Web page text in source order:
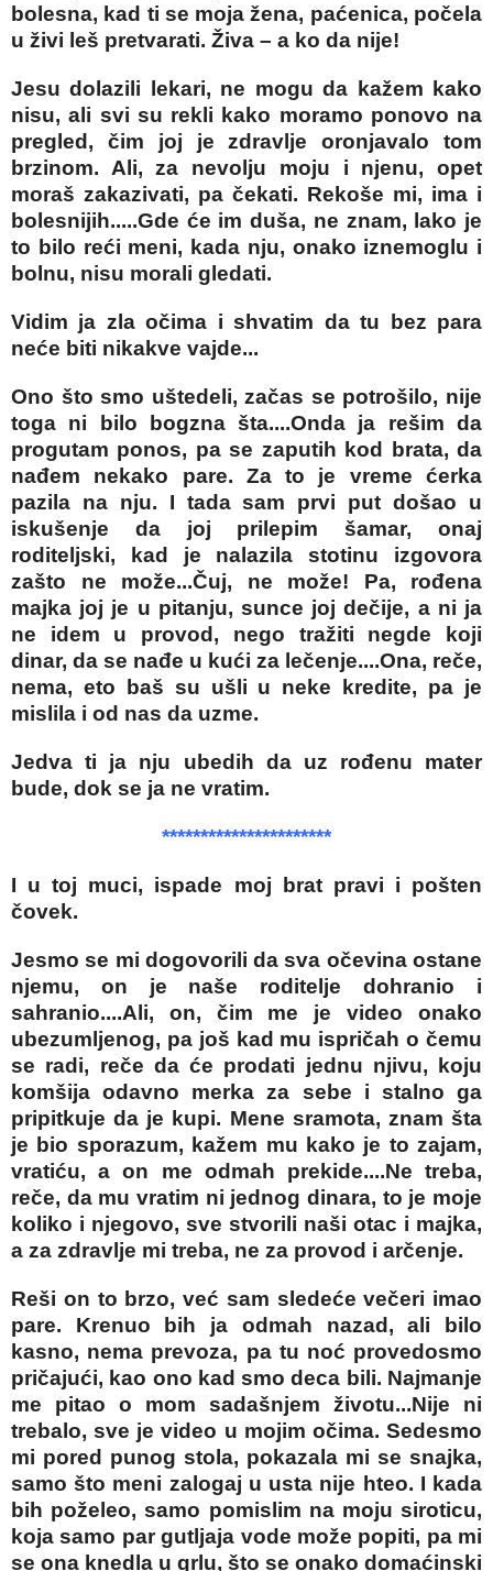
bolesna, kad ti se moja žena, paćenica, počela
u živi leš pretvarati. Živa – a ko da nije!
Jesu dolazili lekari, ne mogu da kažem kako
nisu, ali svi su rekli kako moramo ponovo na
pregled, čim joj je zdravlje oronjavalo tom
brzinom. Ali, za nevolju moju i njenu, opet
moraš zakazivati, pa čekati. Rekoše mi, ima i
bolesnijih.....Gde će im duša, ne znam, lako je
to bilo reći meni, kada nju, onako iznemoglu i
bolnu, nisu morali gledati.
Vidim ja zla očima i shvatim da tu bez para
neće biti nikakve vajde...
Ono što smo uštedeli, začas se potrošilo, nije
toga ni bilo bogzna šta....Onda ja rešim da
progutam ponos, pa se zaputih kod brata, da
nađem nekako pare. Za to je vreme ćerka
pazila na nju. I tada sam prvi put došao u
iskušenje da joj prilepim šamar, onaj
roditeljski, kad je nalazila stotinu izgovora
zašto ne može...Čuj, ne može! Pa, rođena
majka joj je u pitanju, sunce joj dečije, a ni ja
ne idem u provod, nego tražiti negde koji
dinar, da se nađe u kući za lečenje....Ona, reče,
nema, eto baš su ušli u neke kredite, pa je
mislila i od nas da uzme.
Jedva ti ja nju ubedih da uz rođenu mater
bude, dok se ja ne vratim.
**********************
I u toj muci, ispade moj brat pravi i pošten
čovek.
Jesmo se mi dogovorili da sva očevina ostane
njemu, on je naše roditelje dohranio i
sahranio....Ali, on, čim me je video onako
ubezumljenog, pa još kad mu ispričah o čemu
se radi, reče da će prodati jednu njivu, koju
komšija odavno merka za sebe i stalno ga
pripitkuje da je kupi. Mene sramota, znam šta
je bio sporazum, kažem mu kako je to zajam,
vratiću, a on me odmah prekide....Ne treba,
reče, da mu vratim ni jednog dinara, to je moje
koliko i njegovo, sve stvorili naši otac i majka,
a za zdravlje mi treba, ne za provod i arčenje.
Reši on to brzo, već sam sledeće večeri imao
pare. Krenuo bih ja odmah nazad, ali bilo
kasno, nema prevoza, pa tu noć provedosmo
pričajući, kao ono kad smo deca bili. Najmanje
me pitao o mom sadašnjem životu...Nije ni
trebalo, sve je video u mojim očima. Sedesmo
mi pored punog stola, pokazala mi se snajka,
samo što meni zalogaj u usta nije hteo. I kada
bih poželeo, samo pomislim na moju siroticu,
koja samo par gutljaja vode može popiti, pa mi
se ona knedla u grlu, što se onako domaćinski